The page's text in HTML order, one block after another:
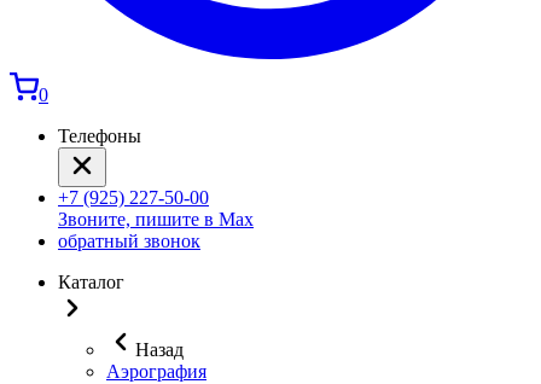
0
Телефоны
+7 (925) 227-50-00
Звоните, пишите в Max
обратный звонок
Каталог
Назад
Аэрография